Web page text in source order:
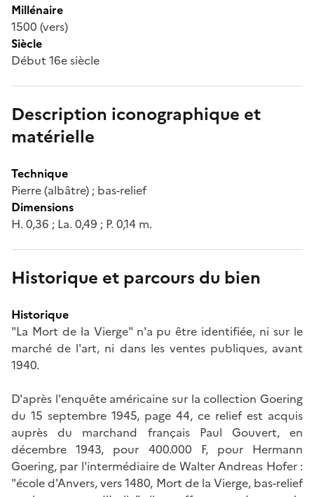
Millénaire
1500 (vers)
Siècle
Début 16e siècle
Description iconographique et
matérielle
Technique
Pierre (albâtre) ; bas-relief
Dimensions
H. 0,36 ; La. 0,49 ; P. 0,14 m.
Historique et parcours du bien
Historique
"La Mort de la Vierge" n'a pu être identifiée, ni sur le
marché de l'art, ni dans les ventes publiques, avant
1940.
D'après l'enquête américaine sur la collection Goering
du 15 septembre 1945, page 44, ce relief est acquis
auprès du marchand français Paul Gouvert, en
décembre 1943, pour 400.000 F, pour Hermann
Goering, par l'intermédiaire de Walter Andreas Hofer :
"école d'Anvers, vers 1480, Mort de la Vierge, bas-relief